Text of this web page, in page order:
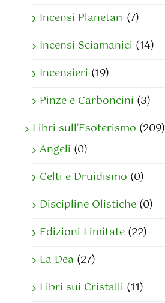
Incensi Planetari (7)
Incensi Sciamanici (14)
Incensieri (19)
Pinze e Carboncini (3)
Libri sull'Esoterismo (209)
Angeli (0)
Celti e Druidismo (0)
Discipline Olistiche (0)
Edizioni Limitate (22)
La Dea (27)
Libri sui Cristalli (11)